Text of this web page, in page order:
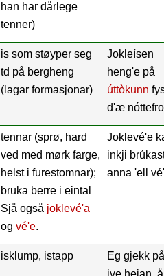
han har dårlege
tenner)
is som støyper seg
td på bergheng
(lagar formasjonar)
Jokleísen
heng'e på
úttòkunn
d'æ
tennar (sprø, hard
ved med mørk farge,
helst i furestomnar);
bruka berre i eintal
Sjå også joklevé'a
og vé'e.
Joklevé'e
inkji
anna 'ell
isklump, istapp
Eg gjekk
ive heian,